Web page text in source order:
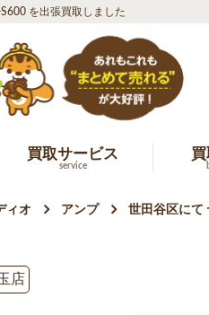
を出張買取しました
買取サービス
service
買
ィオ アンプ 世田谷区にて
店